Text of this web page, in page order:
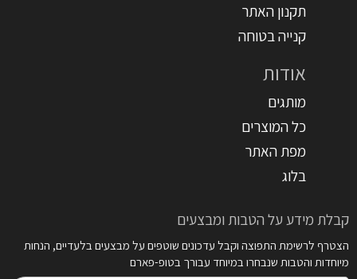
תקנון האתר
קנייה בטוחה
אודות
מותגים
כל המוצרים
מפת האתר
בלוג
קבלת מידע על הטבות ומבצעים
הצטרף לרשימת התפוצה וקבל עדכונים שוטפים על מבצעים בלעדיים, הנחות
מיוחדות והטבות שנבחרו במיוחד עבורך בטופ-פארם